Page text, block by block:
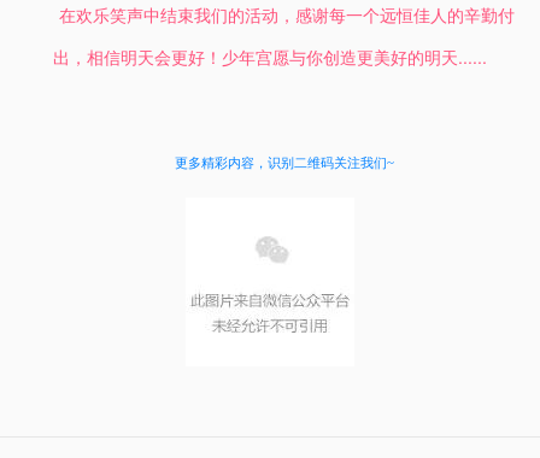
在欢乐笑声中结束我们的活动，感谢每一个远恒佳人的辛勤付
出，相信明天会更好！少年宫愿与你创造更美好的明天......
更多精彩内容，识别二维码关注我们~